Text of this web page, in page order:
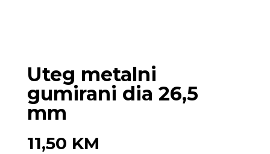
Uteg metalni
gumirani dia 26,5
mm
11,50 KM